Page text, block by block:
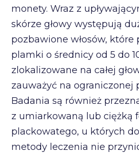
monety. Wraz z
skórze głowy występują
pozbawione włosów, które
plamki o średnicy od 5 do
zlokalizowane na całej
zauważyć na ograniczonej
Badania są również
z umiarkowaną lub ciężką
plackowatego, u których
metody leczenia nie